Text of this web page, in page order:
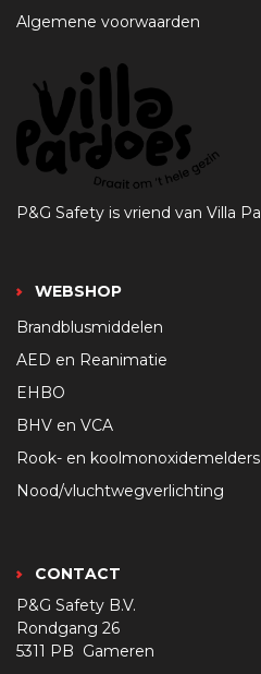
Algemene voorwaarden
P&G Safety is vriend van Villa
WEBSHOP
Brandblusmiddelen
AED en Reanimatie
EHBO
BHV en VCA
Rook- en koolmonoxidemelders
Nood/vluchtwegverlichting
CONTACT
P&G Safety B.V.
Rondgang 26
5311 PB Gameren